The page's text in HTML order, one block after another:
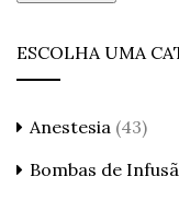
ESCOLHA UMA
Anestesia (43)
Bombas de